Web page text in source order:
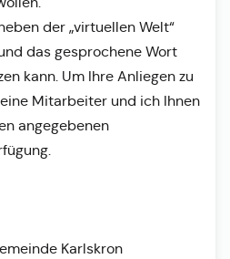
der „virtuellen Welt“
das gesprochene Wort
kann. Um Ihre Anliegen zu
Mitarbeiter und ich Ihnen
angegebenen
Karlskron